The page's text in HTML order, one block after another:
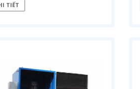
TIẾT